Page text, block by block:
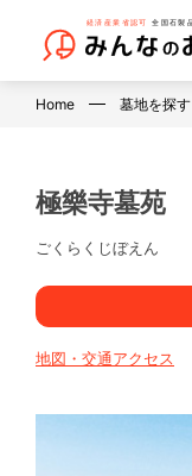
Home 墓地を探す
極樂寺墓苑
ごくらくじぼえん
地図・交通アクセス